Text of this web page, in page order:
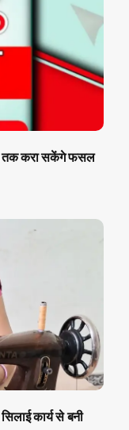
तक करा सकेंगे फसल
कार्य से बनी